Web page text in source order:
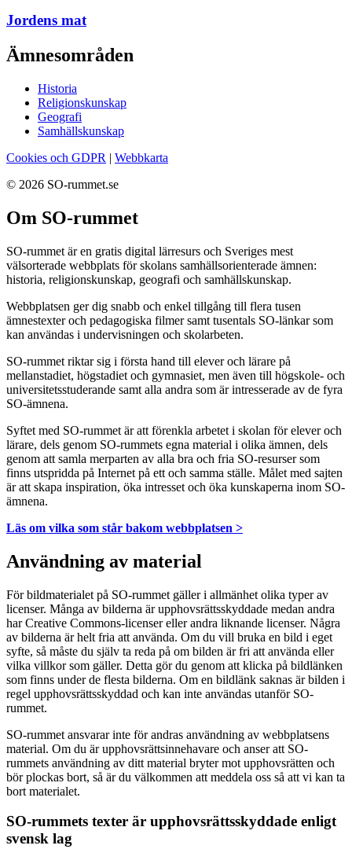
Jordens mat
Ämnesområden
Historia
Religionskunskap
Geografi
Samhällskunskap
Cookies och GDPR | Webbkarta
© 2026 SO-rummet.se
Om SO-rummet
SO-rummet är en gratis digital lärresurs och Sveriges mest
välsorterade webbplats för skolans samhällsorienterade ämnen:
historia, religionskunskap, geografi och samhällskunskap.
Webbplatsen ger dig snabb och enkel tillgång till flera tusen
ämnestexter och pedagogiska filmer samt tusentals SO-länkar som
kan användas i undervisningen och skolarbeten.
SO-rummet riktar sig i första hand till elever och lärare på
mellanstadiet, högstadiet och gymnasiet, men även till högskole- och
universitetsstuderande samt alla andra som är intresserade av de fyra
SO-ämnena.
Syftet med SO-rummet är att förenkla arbetet i skolan för elever och
lärare, dels genom SO-rummets egna material i olika ämnen, dels
genom att samla merparten av alla bra och fria SO-resurser som
finns utspridda på Internet på ett och samma ställe. Målet med sajten
är att skapa inspiration, öka intresset och öka kunskaperna inom SO-
ämnena.
Läs om vilka som står bakom webbplatsen >
Användning av material
För bildmaterialet på SO-rummet gäller i allmänhet olika typer av
licenser. Många av bilderna är upphovsrättsskyddade medan andra
har Creative Commons-licenser eller andra liknande licenser. Några
av bilderna är helt fria att använda. Om du vill bruka en bild i eget
syfte, så måste du själv ta reda på om bilden är fri att använda eller
vilka villkor som gäller. Detta gör du genom att klicka på bildlänken
som finns under de flesta bilderna. Om en bildlänk saknas är bilden i
regel upphovsrättsskyddad och kan inte användas utanför SO-
rummet.
SO-rummet ansvarar inte för andras användning av webbplatsens
material. Om du är upphovsrättsinnehavare och anser att SO-
rummets användning av ditt material bryter mot upphovsrätten och
bör plockas bort, så är du välkommen att meddela oss så att vi kan ta
bort materialet.
SO-rummets texter är upphovsrättsskyddade enligt
svensk lag